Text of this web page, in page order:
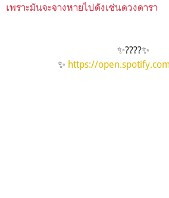
เพราะมันจะจางหายไปดังเช่นดวงดารา
✨????✨
✨ https://